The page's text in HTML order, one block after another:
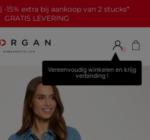
| -15% extra bij aankoop van 2 stucks*
GRATIS LEVERING
Vereenvoudig winkelen en krijg
verbinding !